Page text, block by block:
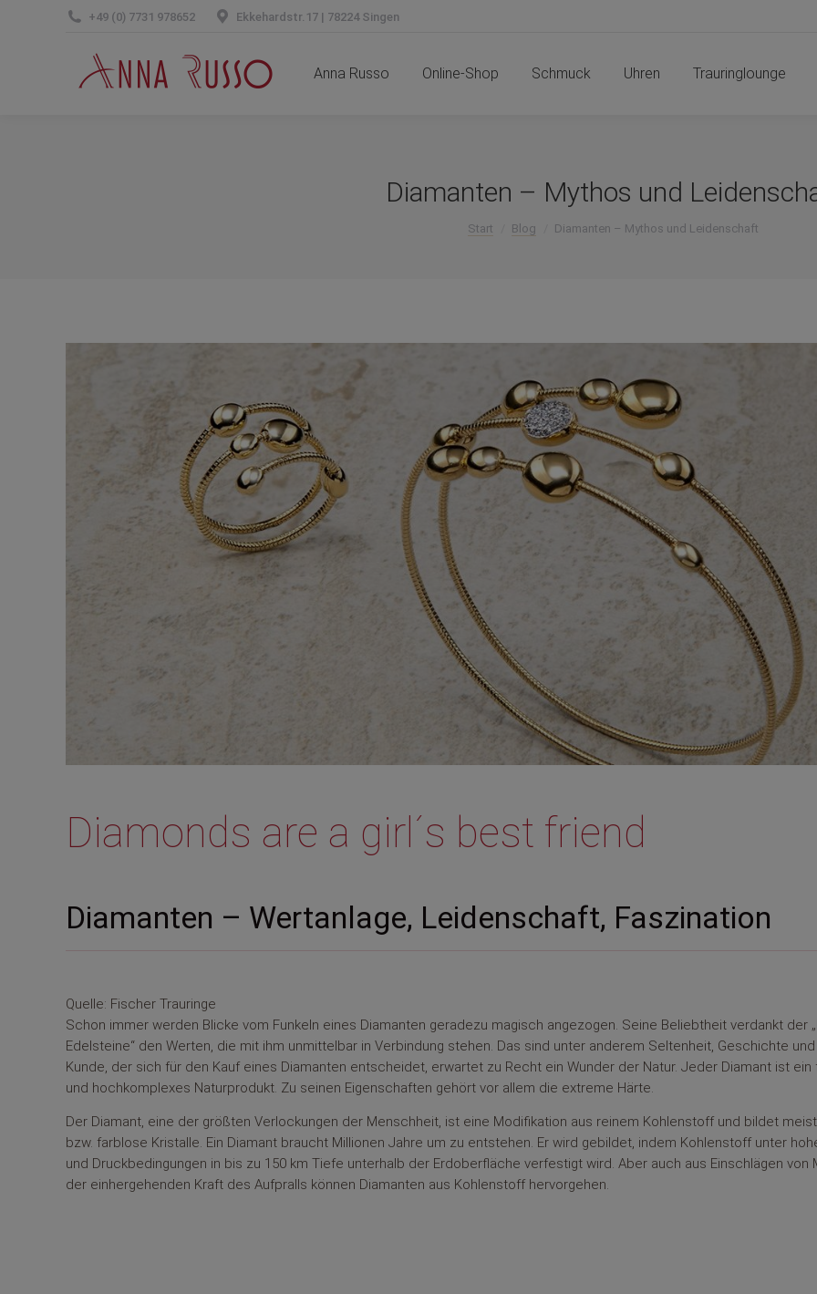
+49 (0) 7731 978652 Ekkehardstr.17 | 78224 Singen
Anna Russo Online-Shop Schmuck Uhren Trauringlounge
Diamanten – Mythos und
Sie befinden sich hier:
Start Blog Diamanten – Mythos und Leidenschaft
Diamonds are a girl´s best friend
Diamanten – Wertanlage, Leidenschaft, Faszination
Quelle: Fischer Trauringe
Schon immer werden Blicke vom Funkeln eines Diamanten geradezu magisch angezogen. Seine Beliebtheit verdankt der
Edelsteine“ den Werten, die mit ihm unmittelbar in Verbindung stehen. Das sind unter anderem Seltenheit, Geschichte
Kunde, der sich für den Kauf eines Diamanten entscheidet, erwartet zu Recht ein Wunder der Natur. Jeder Diamant ist
und hochkomplexes Naturprodukt. Zu seinen Eigenschaften gehört vor allem die extreme Härte.
Der Diamant, eine der größten Verlockungen der Menschheit, ist eine Modifikation aus reinem Kohlenstoff und bildet
bzw. farblose Kristalle. Ein Diamant braucht Millionen Jahre um zu entstehen. Er wird gebildet, indem Kohlenstoff unter
und Druckbedingungen in bis zu 150 km Tiefe unterhalb der Erdoberfläche verfestigt wird. Aber auch aus Einschlägen von
der einhergehenden Kraft des Aufpralls können Diamanten aus Kohlenstoff hervorgehen.